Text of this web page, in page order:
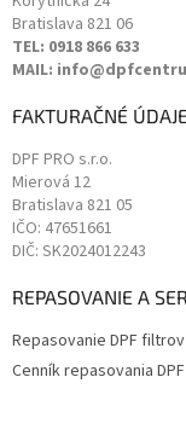
Bratislava 821 06
TEL: 0918 866 633
MAIL:
FAKTURAČNÉ
DPF PRO s.r.o.
Mierová 12
Bratislava 821 05
IČO: 47651661
DIČ: SK2024012243
REPASOVANIE A
Repasovanie DPF filtrov
Cenník repasovania